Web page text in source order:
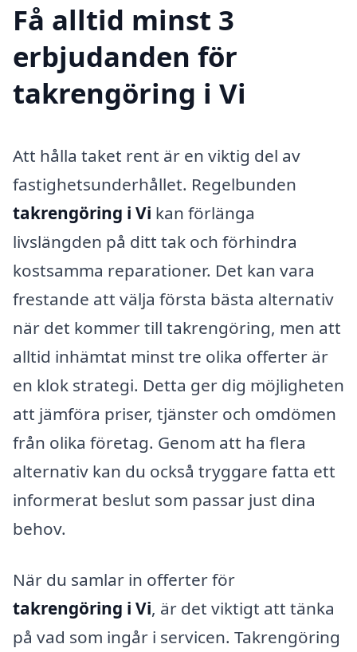
Få alltid minst 3
erbjudanden för
takrengöring i Vi
Att hålla taket rent är en viktig del av
fastighetsunderhållet. Regelbunden
takrengöring i Vi kan förlänga
livslängden på ditt tak och förhindra
kostsamma reparationer. Det kan vara
frestande att välja första bästa alternativ
när det kommer till takrengöring, men att
alltid inhämtat minst tre olika offerter är
en klok strategi. Detta ger dig möjligheten
att jämföra priser, tjänster och omdömen
från olika företag. Genom att ha flera
alternativ kan du också tryggare fatta ett
informerat beslut som passar just dina
behov.
När du samlar in offerter för
takrengöring i Vi, är det viktigt att tänka
på vad som ingår i servicen. Takrengöring